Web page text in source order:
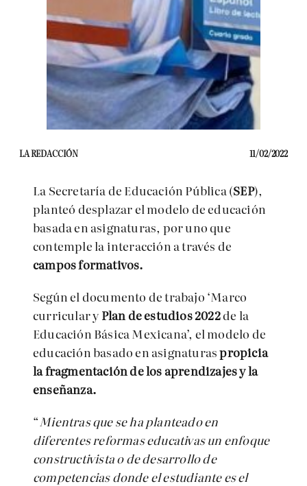
LA REDACCIÓN 11/02/2022
La Secretaría de Educación Pública (SEP),
planteó desplazar el modelo de educación
basada en asignaturas, por uno que
contemple la interacción a través de
campos formativos.
Según el documento de trabajo ‘Marco
curricular y Plan de estudios 2022de la
Educación Básica Mexicana’, el modelo de
educación basado en asignaturaspropicia
la fragmentación de los aprendizajes y la
enseñanza.
“Mientras que se ha planteado en
diferentes reformas educativas un enfoque
constructivista o de desarrollo de
competencias donde el estudiante es el